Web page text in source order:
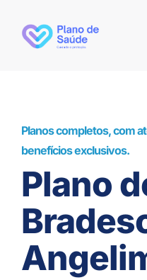
Planos completos, com
benefícios exclusivos.
Plano